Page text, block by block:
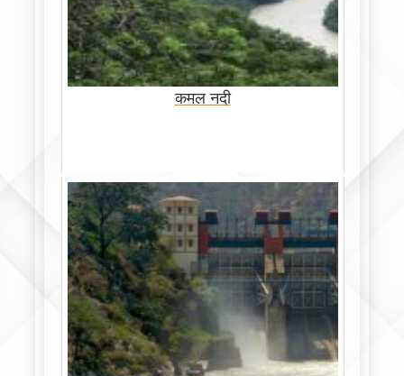
कमल नदी